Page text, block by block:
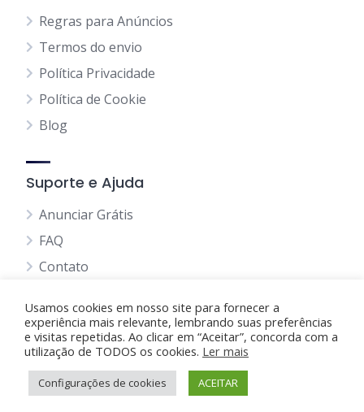
Regras para Anúncios
Termos do envio
Política Privacidade
Política de Cookie
Blog
Suporte e Ajuda
Anunciar Grátis
FAQ
Contato
Anunciando Agora
Página Inicial
Minha Conta
Usamos cookies em nosso site para fornecer a
experiência mais relevante, lembrando suas preferências
e visitas repetidas. Ao clicar em “Aceitar”, concorda com a
utilização de TODOS os cookies. Ler mais
Configurações de cookies ACEITAR